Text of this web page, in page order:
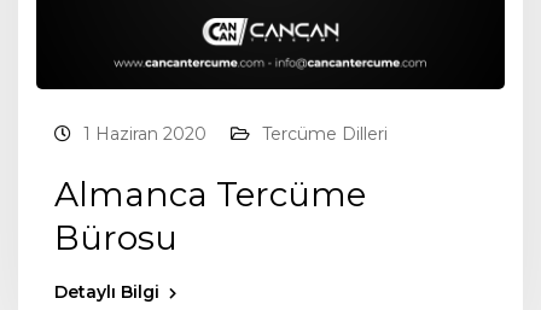
1 Haziran 2020 Tercüme Dilleri
Almanca Tercüme
Bürosu
Detaylı Bilgi